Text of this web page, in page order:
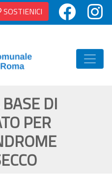
SOSTIENICI
DI
PER